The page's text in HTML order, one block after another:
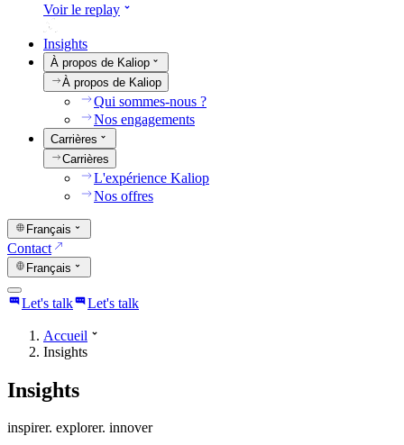
Voir le replay
Insights
À propos de Kaliop
À propos de Kaliop
Qui sommes-nous ?
Nos engagements
Carrières
Carrières
L'expérience Kaliop
Nos offres
Français
Contact
Français
Let's talk Let's talk
Accueil
Insights
Insights
inspirer. explorer. innover